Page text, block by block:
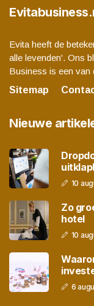
Evita heeft de
alle levenden'. Ons
Business is een van
Sitemap
Nieuwe
10
Zo
hotel
10
6